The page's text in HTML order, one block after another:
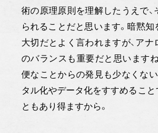
術の原理原則を理解したうえで
られることだと思います。暗黙
大切だとよく言われますが、ア
のバランスも重要だと思います
便なことからの発見も少なくな
タル化やデータ化をすすめるこ
ともあり得ますから。